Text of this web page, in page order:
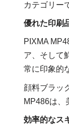
カテゴリー
優れた印刷
PIXMA
ア、そして
常に印象的
顔料ブラッ
MP486は、
効率的なス